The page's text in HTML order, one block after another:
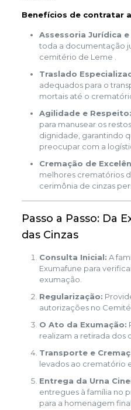
Benefícios de contratar
Assessoria Jurídica
toda a documentação
cemitério de Leme .
Traslado
adequados para o
mortais até o
Agilidade e Respeito:
para manusear os
dignidade, garantindo
preocupar com a
Cremação de
melhores crematórios
cerimônia de cinzas
Passo a Passo: Da
das Cinzas
Consulta Inicial: A
Exumafune para
exumação.
Regularização:
autorizações no
O Ato da Exumação:
realizam a retirada dos
Transporte e
levados ao crematório
Entrega da Urna
entregues à família no
para a homenagem final.